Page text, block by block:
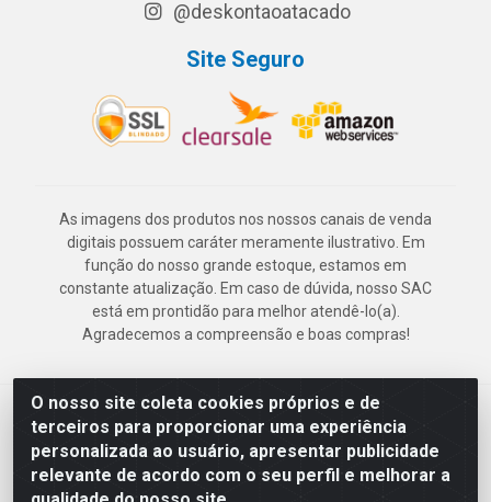
O nosso site coleta cookies próprios e de
terceiros para proporcionar uma experiência
personalizada ao usuário, apresentar publicidade
relevante de acordo com o seu perfil e melhorar a
@deskontaoatacado
Site Seguro
As imagens dos produtos nos nossos canais de venda
digitais possuem caráter meramente ilustrativo. Em
função do nosso grande estoque, estamos em
constante atualização. Em caso de dúvida, nosso SAC
está em prontidão para melhor atendê-lo(a).
Agradecemos a compreensão e boas compras!
Deskontão Atacado - Av. Marechal Mascarenhas de Morais, 2471 -
Imbiribeira - Recife/PE - CEP 51.150-001 - CNPJ 24.150.377/0003-
57